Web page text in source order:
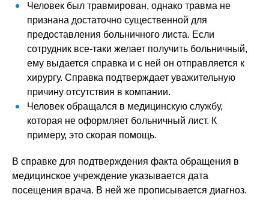
Человек был травмирован, однако травма не
признана достаточно существенной для
предоставления больничного листа. Если
сотрудник все-таки желает получить больничный,
ему выдается справка и с ней он отправляется к
хирургу. Справка подтверждает уважительную
причину отсутствия в компании.
Человек обращался в медицинскую службу,
которая не оформляет больничный лист. К
примеру, это скорая помощь.
В справке для подтверждения факта обращения в
медицинское учреждение указывается дата
посещения врача. В ней же прописывается диагноз.